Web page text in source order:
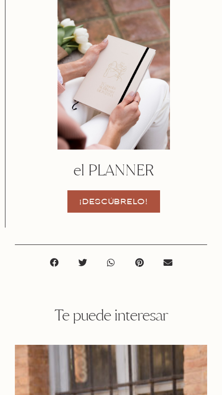
el PLANNER
¡DESCÚBRELO!
Te puede interesar